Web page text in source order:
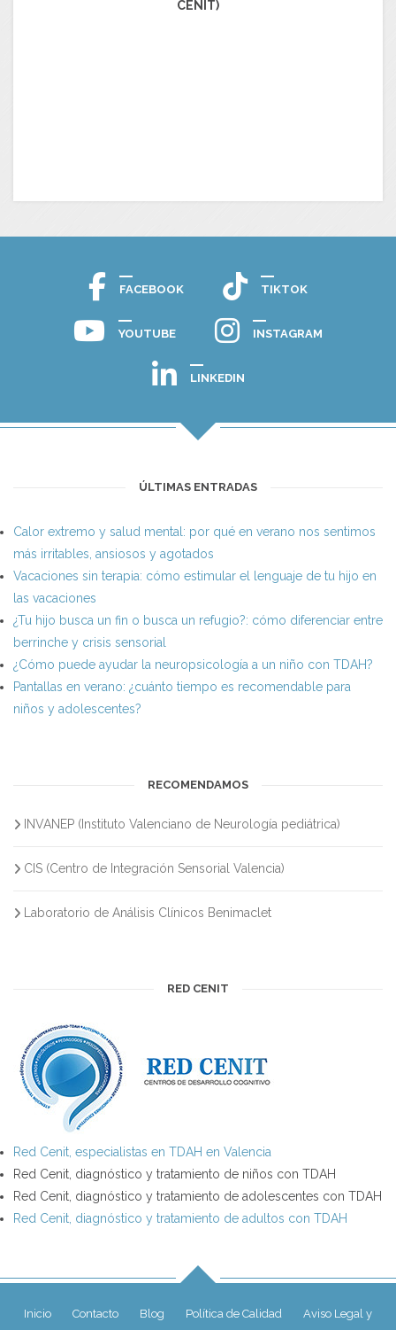
CENIT)
FACEBOOK TIKTOK
YOUTUBE INSTAGRAM
LINKEDIN
ÚLTIMAS ENTRADAS
Calor extremo y salud mental: por qué en verano nos sentimos
más irritables, ansiosos y agotados
Vacaciones sin terapia: cómo estimular el lenguaje de tu hijo en
las vacaciones
¿Tu hijo busca un fin o busca un refugio?: cómo diferenciar entre
berrinche y crisis sensorial
¿Cómo puede ayudar la neuropsicología a un niño con TDAH?
Pantallas en verano: ¿cuánto tiempo es recomendable para
niños y adolescentes?
RECOMENDAMOS
INVANEP (Instituto Valenciano de Neurología pediátrica)
CIS (Centro de Integración Sensorial Valencia)
Laboratorio de Análisis Clínicos Benimaclet
RED CENIT
Red Cenit, especialistas en TDAH en Valencia
Red Cenit, diagnóstico y tratamiento de niños con TDAH
Red Cenit, diagnóstico y tratamiento de adolescentes con TDAH
Red Cenit, diagnóstico y tratamiento de adultos con TDAH
Inicio Contacto Blog Política de Calidad
Aviso Legal y